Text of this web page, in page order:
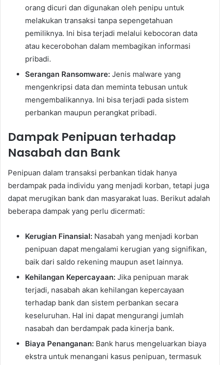
orang dicuri dan digunakan oleh penipu untuk
melakukan transaksi tanpa sepengetahuan
pemiliknya. Ini bisa terjadi melalui kebocoran data
atau kecerobohan dalam membagikan informasi
pribadi.
Serangan Ransomware: Jenis malware yang
mengenkripsi data dan meminta tebusan untuk
mengembalikannya. Ini bisa terjadi pada sistem
perbankan maupun perangkat pribadi.
Dampak Penipuan terhadap
Nasabah dan Bank
Penipuan dalam transaksi perbankan tidak hanya
berdampak pada individu yang menjadi korban, tetapi juga
dapat merugikan bank dan masyarakat luas. Berikut adalah
beberapa dampak yang perlu dicermati:
Kerugian Finansial: Nasabah yang menjadi korban
penipuan dapat mengalami kerugian yang signifikan,
baik dari saldo rekening maupun aset lainnya.
Kehilangan Kepercayaan: Jika penipuan marak
terjadi, nasabah akan kehilangan kepercayaan
terhadap bank dan sistem perbankan secara
keseluruhan. Hal ini dapat mengurangi jumlah
nasabah dan berdampak pada kinerja bank.
Biaya Penanganan: Bank harus mengeluarkan biaya
ekstra untuk menangani kasus penipuan, termasuk